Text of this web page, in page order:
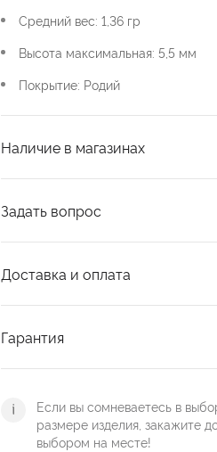
Средний вес: 1,36 гр
Высота максимальная: 5,5 мм
Покрытие: Родий
Наличие в магазинах
Задать вопрос
Доставка и оплата
Гарантия
Если вы сомневаетесь в
размере изделия, закажите
выбором на месте!